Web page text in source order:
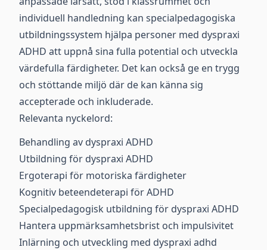
individuell handledning kan specialpedagogiska
utbildningssystem hjälpa personer med dyspraxi
ADHD att uppnå sina fulla potential och utveckla
värdefulla färdigheter. Det kan också ge en trygg
och stöttande miljö där de kan känna sig
accepterade och inkluderade.
Relevanta nyckelord:
Behandling av dyspraxi ADHD
Utbildning för dyspraxi ADHD
Ergoterapi för motoriska färdigheter
Kognitiv beteendeterapi för ADHD
Specialpedagogisk utbildning för dyspraxi ADHD
Hantera uppmärksamhetsbrist och impulsivitet
Inlärning och utveckling med dyspraxi adhd